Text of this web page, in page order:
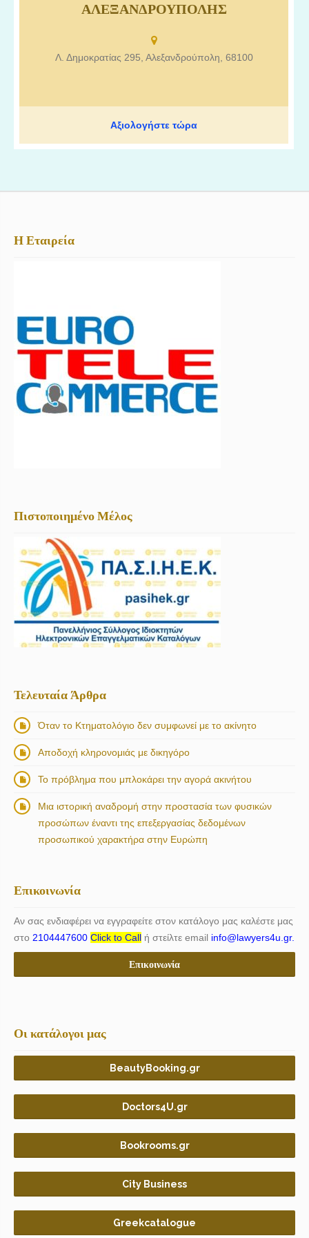
Αναγνωστόπουλος Μιχαήλ.
ΑΛΕΞΑΝΔΡΟΥΠΟΛΗΣ
Λ. Δημοκρατίας 295, Αλεξανδρούπολη, 68100
Αξιολογήστε τώρα
Η Εταιρεία
Πιστοποιημένο Μέλος
Τελευταία Άρθρα
Όταν το Κτηματολόγιο δεν συμφωνεί με το ακίνητο
Αποδοχή κληρονομιάς με δικηγόρο
Το πρόβλημα που μπλοκάρει την αγορά ακινήτου
Μια ιστορική αναδρομή στην προστασία των φυσικών
προσώπων έναντι της επεξεργασίας δεδομένων
προσωπικού χαρακτήρα στην Ευρώπη
Επικοινωνία
Αν σας ενδιαφέρει να εγγραφείτε στον κατάλογο μας καλέστε μας
στο 2104447600 Click to Call ή στείλτε email info@lawyers4u.gr.
Επικοινωνία
Οι κατάλογοι μας
BeautyBooking.gr
Doctors4U.gr
Bookrooms.gr
City Business
Greekcatalogue